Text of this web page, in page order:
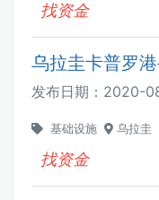
找资金
乌拉圭卡普罗
发布日期： 2020-
基础设施 乌拉圭
找资金